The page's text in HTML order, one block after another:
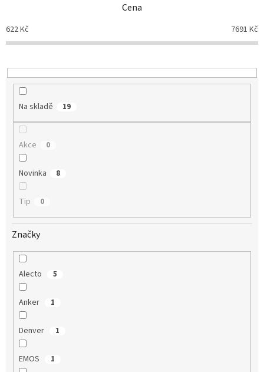
p
r
o
u
Cena
622Kč 7691 Kč
Na skladě 19
Akce 0
Novinka 8
Tip 0
Značky
Alecto 5
Anker 1
Denver 1
EMOS 1